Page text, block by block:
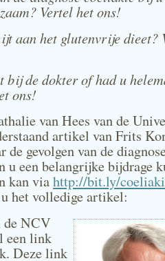
Vertel het ons!
aan het glutenvrije dieet?
bij de dokter of had u
ons!
van Hees van de
artikel van Frits
de gevolgen van de
u een belangrijke bijdrage
kan viahttp://bit.ly/
het volledige artikel:
de NCV
een link
Deze link